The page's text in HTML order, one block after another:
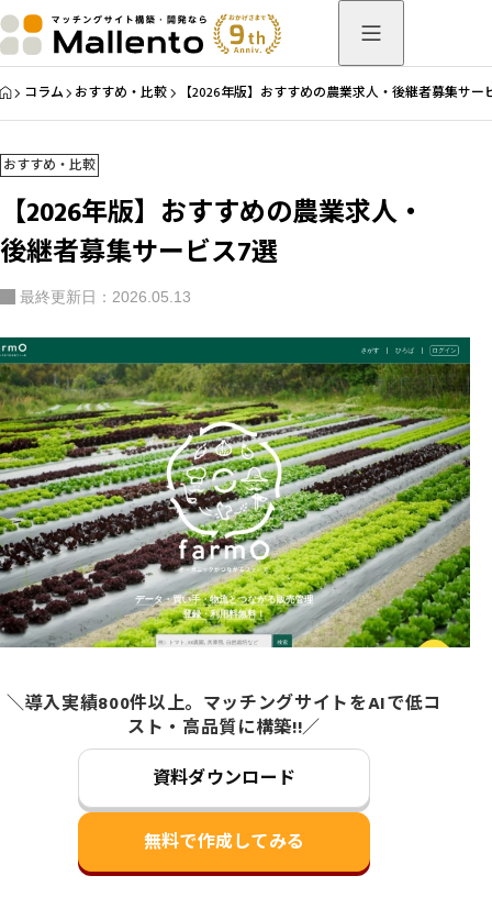
HOME
コラム おすすめ・比較 【2026年版】おすすめの農業求人・後継者募集サー
おすすめ・比較
【2026年版】おすすめの農業求人・
後継者募集サービス7選
最終更新日：2026.05.13
＼導入実績800件以上。マッチングサイトをAIで低コ
スト・高品質に構築!!／
資料ダウンロード
無料で作成してみる